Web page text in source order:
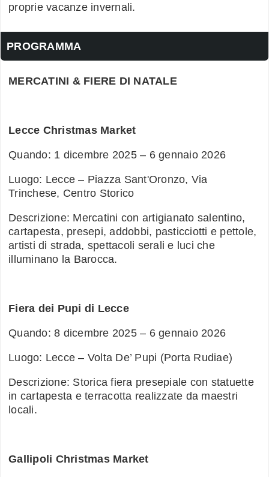
proprie vacanze invernali.
PROGRAMMA
MERCATINI & FIERE DI NATALE
Lecce Christmas Market
Quando: 1 dicembre 2025 – 6 gennaio 2026
Luogo: Lecce – Piazza Sant'Oronzo, Via
Trinchese, Centro Storico
Descrizione: Mercatini con artigianato salentino,
cartapesta, presepi, addobbi, pasticciotti e pettole,
artisti di strada, spettacoli serali e luci che
illuminano la Barocca.
Fiera dei Pupi di Lecce
Quando: 8 dicembre 2025 – 6 gennaio 2026
Luogo: Lecce – Volta De’ Pupi (Porta Rudiae)
Descrizione: Storica fiera presepiale con statuette
in cartapesta e terracotta realizzate da maestri
locali.
Gallipoli Christmas Market